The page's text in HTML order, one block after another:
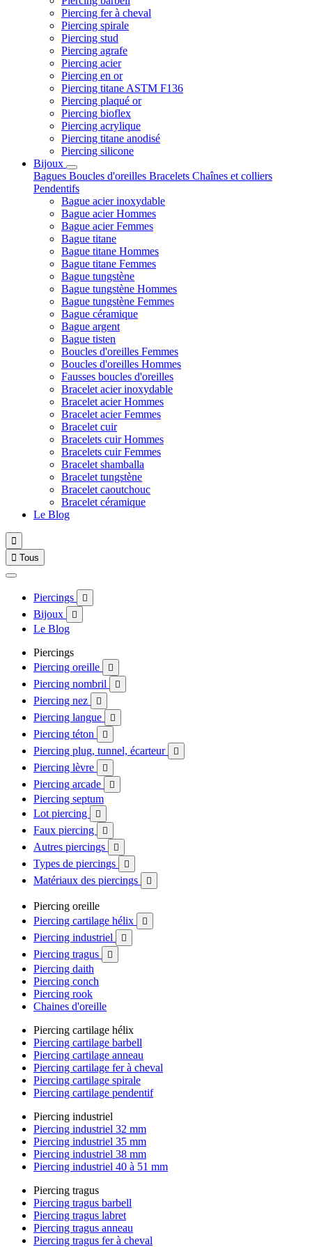
Piercing fer à cheval
Piercing spirale
Piercing stud
Piercing agrafe
Piercing acier
Piercing en or
Piercing titane ASTM F136
Piercing plaqué or
Piercing bioflex
Piercing acrylique
Piercing titane anodisé
Piercing silicone
Bijoux
Bagues Boucles d'oreilles Bracelets Chaînes et colliers
Pendentifs
Bague acier inoxydable
Bague acier Hommes
Bague acier Femmes
Bague titane
Bague titane Hommes
Bague titane Femmes
Bague tungstène
Bague tungstène Hommes
Bague tungstène Femmes
Bague céramique
Bague argent
Bague tisten
Boucles d'oreilles Femmes
Boucles d'oreilles Hommes
Fausses boucles d'oreilles
Bracelet acier inoxydable
Bracelet acier Hommes
Bracelet acier Femmes
Bracelet cuir
Bracelets cuir Hommes
Bracelets cuir Femmes
Bracelet shamballa
Bracelet tungstène
Bracelet caoutchouc
Bracelet céramique
Le Blog

 Tous
Piercings 
Bijoux 
Le Blog
Piercings
Piercing oreille

Piercing nombril 
Piercing nez 
Piercing langue 
Piercing téton 
Piercing plug, tunnel, écarteur 
Piercing lèvre 
Piercing arcade 
Piercing septum
Lot piercing

Faux piercing 
Autres piercings 
Types de piercings 
Matériaux des piercings 
Piercing oreille
Piercing cartilage hélix

Piercing industriel 
Piercing tragus 
Piercing daith
Piercing conch
Piercing rook
Chaines d'oreille
Piercing cartilage hélix
Piercing cartilage barbell
Piercing cartilage anneau
Piercing cartilage fer à cheval
Piercing cartilage spirale
Piercing cartilage pendentif
Piercing industriel
Piercing industriel 32 mm
Piercing industriel 35 mm
Piercing industriel 38 mm
Piercing industriel 40 à 51 mm
Piercing tragus
Piercing tragus barbell
Piercing tragus labret
Piercing tragus anneau
Piercing tragus fer à cheval